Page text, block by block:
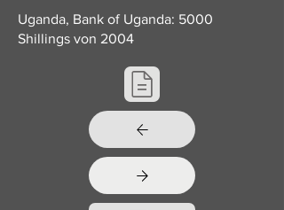
Uganda, Bank of Uganda: 5000
Shillings von 2004